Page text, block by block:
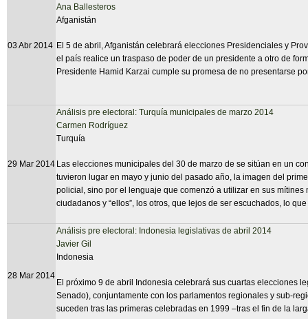
03 Abr 2014
Ana Ballesteros
Afganistán
El 5 de abril, Afganistán celebrará elecciones Presidenciales y
el país realice un traspaso de poder de un presidente a otro de
Presidente Hamid Karzai cumple su promesa de no presentarse
29 Mar 2014
Análisis pre electoral: Turquía municipales de marzo 2014
Carmen Rodríguez
Turquía
Las elecciones municipales del 30 de marzo de se sitúan en un
tuvieron lugar en mayo y junio del pasado año, la imagen del
policial, sino por el lenguaje que comenzó a utilizar en sus
ciudadanos y “ellos”, los otros, que lejos de ser escuchados, lo
28 Mar 2014
Análisis pre electoral: Indonesia legislativas de abril 2014
Javier Gil
Indonesia
El próximo 9 de abril Indonesia celebrará sus cuartas elecciones
Senado), conjuntamente con los parlamentos regionales y sub-
suceden tras las primeras celebradas en 1999 –tras el fin de la